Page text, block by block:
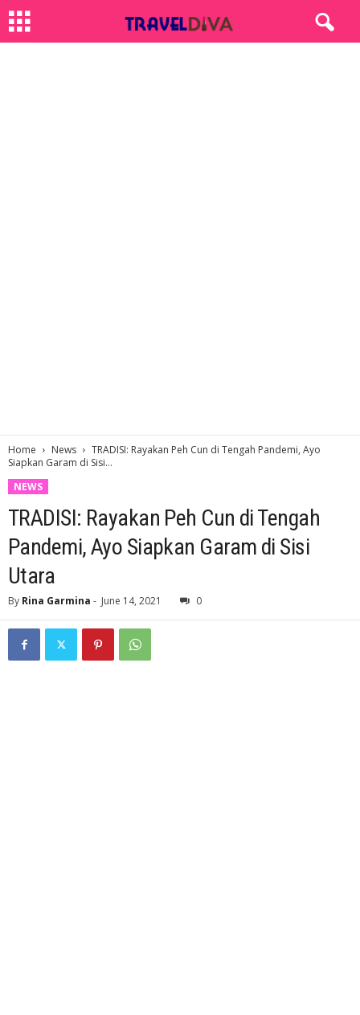
Home News
TRADISI: Rayakan Peh Cun di Tengah Pandemi, Ayo
Siapkan Garam di Sisi...
NEWS
TRADISI: Rayakan Peh Cun di Tengah
Pandemi, Ayo Siapkan Garam di Sisi
Utara
By Rina Garmina - June 14, 2021 0